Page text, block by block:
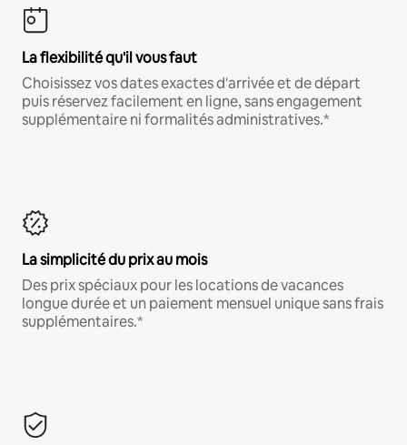
La flexibilité qu'il vous faut
Choisissez vos dates exactes d'arrivée et de départ
puis réservez facilement en ligne, sans engagement
supplémentaire ni formalités administratives.*
La simplicité du prix au mois
Des prix spéciaux pour les locations de vacances
longue durée et un paiement mensuel unique sans frais
supplémentaires.*